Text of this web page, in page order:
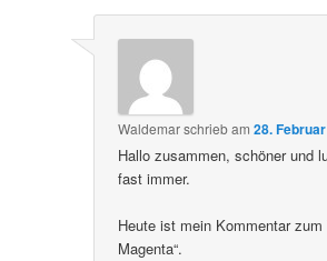
Waldemarschriebam28.
Hallo zusammen, schöner und
fast immer.
Heute ist mein Kommentar zum
Magenta“.